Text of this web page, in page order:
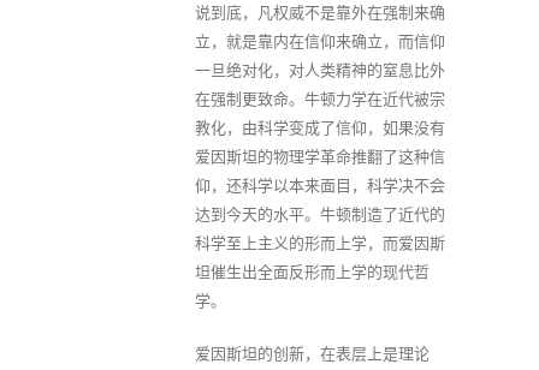
说到底，凡权威不是靠外在强制来确
立，就是靠内在信仰来确立，而信仰
一旦绝对化，对人类精神的窒息比外
在强制更致命。牛顿力学在近代被宗
教化，由科学变成了信仰，如果没有
爱因斯坦的物理学革命推翻了这种信
仰，还科学以本来面目，科学决不会
达到今天的水平。牛顿制造了近代的
科学至上主义的形而上学，而爱因斯
坦催生出全面反形而上学的现代哲
学。
爱因斯坦的创新，在表层上是理论